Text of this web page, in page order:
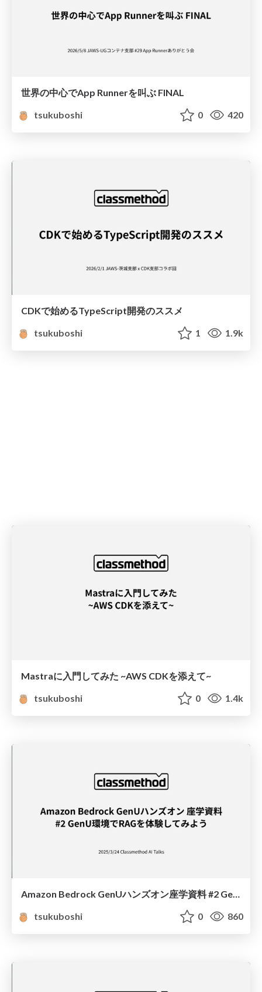
世界の中心でApp Runnerを叫ぶ FINAL
tsukuboshi
0 420
CDKで始めるTypeScript開発のススメ
tsukuboshi
1 1.9k
Mastraに入門してみた ~AWS CDKを添えて~
tsukuboshi
0 1.4k
Amazon Bedrock GenUハンズオン座学資料 #2 GenU環境でRAGを体験してみよう
tsukuboshi
0 860